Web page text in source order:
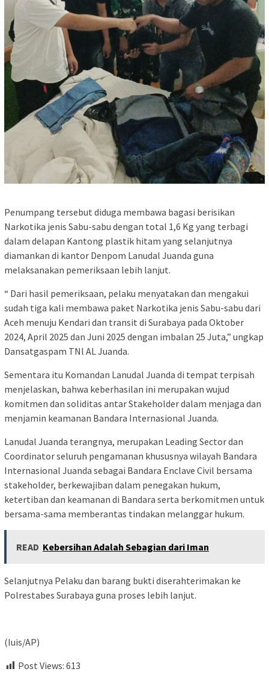
Penumpang tersebut diduga membawa bagasi berisikan
Narkotika jenis Sabu-sabu dengan total 1,6 Kg yang terbagi
dalam delapan Kantong plastik hitam yang selanjutnya
diamankan di kantor Denpom Lanudal Juanda guna
melaksanakan pemeriksaan lebih lanjut.
“‎ Dari hasil pemeriksaan, pelaku menyatakan dan mengakui
sudah tiga kali membawa paket Narkotika jenis Sabu-sabu dari
Aceh menuju Kendari dan transit di Surabaya pada Oktober
2024, April 2025 dan Juni 2025 dengan imbalan 25 Juta,” ungkap
Dansatgaspam TNl AL Juanda.
Sementara itu ‎Komandan Lanudal Juanda di tempat terpisah
menjelaskan, bahwa keberhasilan ini merupakan wujud
komitmen dan soliditas antar Stakeholder dalam menjaga dan
menjamin keamanan Bandara Internasional Juanda.
‎Lanudal Juanda terangnya, merupakan Leading Sector dan
Coordinator seluruh pengamanan khususnya wilayah Bandara
Internasional Juanda sebagai Bandara Enclave Civil bersama
stakeholder, berkewajiban dalam penegakan hukum,
ketertiban dan keamanan di Bandara serta berkomitmen untuk
bersama-sama memberantas tindakan melanggar hukum.
READ Kebersihan Adalah Sebagian dari Iman
‎Selanjutnya Pelaku dan barang bukti diserahterimakan ke
Polrestabes Surabaya guna proses lebih lanjut.
(luis/AP)
Post Views: 613